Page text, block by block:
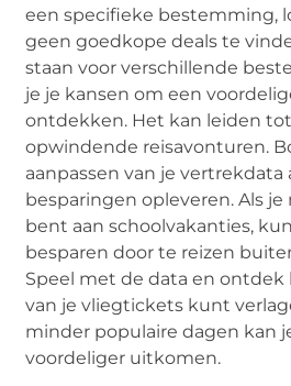
een specifieke bestemming,
geen goedkope deals te
staan voor verschillende
je je kansen om een
ontdekken. Het kan leiden
opwindende reisavonturen.
aanpassen van je vertrekdata
besparingen opleveren. Als
bent aan schoolvakanties,
besparen door te reizen
Speel met de data en ontdek
van je vliegtickets kunt
minder populaire dagen kan
voordeliger uitkomen.